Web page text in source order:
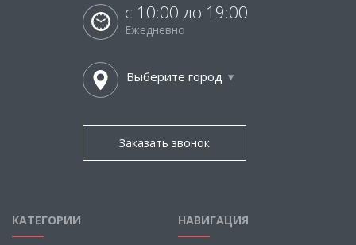
с 10:00 до 19:00
Ежедневно
Выберите город
Заказать звонок
КАТЕГОРИИ НАВИГАЦИЯ